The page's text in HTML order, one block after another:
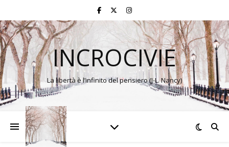
INCROCIVIE
La libertà è l’infinito del pensiero (J-L. Nancy)